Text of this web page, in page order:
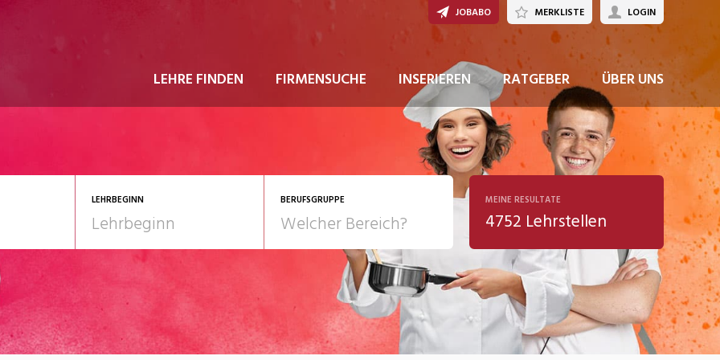
LEHRE FINDEN FIRMENSUCHE INSERIEREN RATGEBER ÜBER UNS
JOBABO MERKLISTE LOGIN
LEHRBEGINN BERUFSGRUPPE
Gesundheit/Pflege/Soziales
Telco
Kultur
MEINE RESULTATE
4752 Lehrstellen
JETZT BEWERBEN